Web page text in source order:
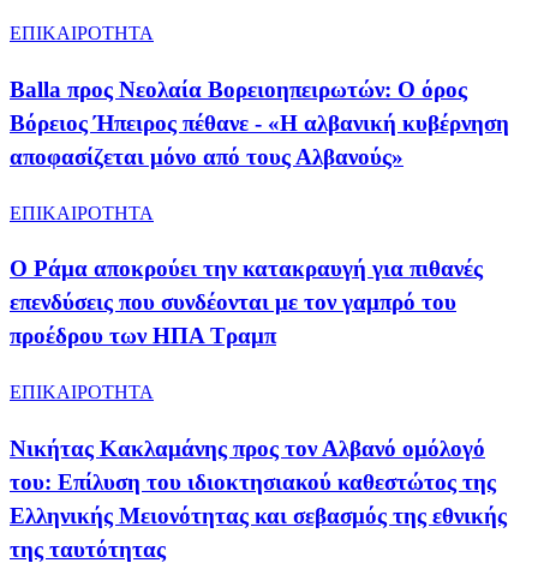
ΕΠΙΚΑΙΡΟΤΗΤΑ
Balla προς Νεολαία Βορειοηπειρωτών: Ο όρος
Βόρειος Ήπειρος πέθανε - «Η αλβανική κυβέρνηση
αποφασίζεται μόνο από τους Αλβανούς»
ΕΠΙΚΑΙΡΟΤΗΤΑ
Ο Ράμα αποκρούει την κατακραυγή για πιθανές
επενδύσεις που συνδέονται με τον γαμπρό του
προέδρου των ΗΠΑ Τραμπ
ΕΠΙΚΑΙΡΟΤΗΤΑ
Νικήτας Κακλαμάνης προς τον Αλβανό ομόλογό
του: Επίλυση του ιδιοκτησιακού καθεστώτος της
Ελληνικής Μειονότητας και σεβασμός της εθνικής
της ταυτότητας